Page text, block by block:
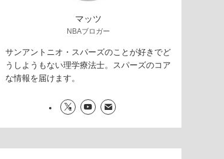
マッツ
NBAブロガー
サンアントニオ・スパーズのことが好きでど
うしようもない理学療法士。スパーズのコア
な情報を届けます。